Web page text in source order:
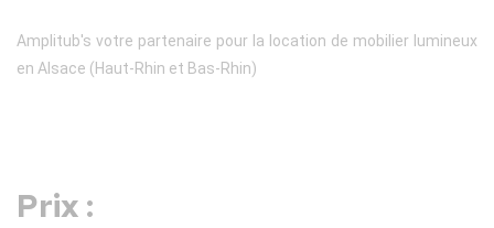
Amplitub's votre partenaire pour la location de mobilier lumineux
en Alsace (Haut-Rhin et Bas-Rhin)
Prix :